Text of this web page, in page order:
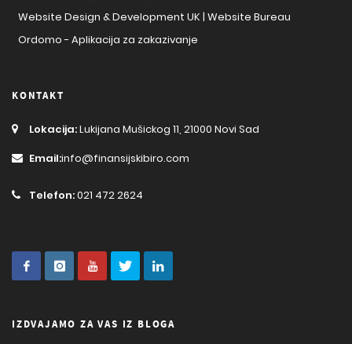
Website Design & Development UK | Website Bureau
Ordomo - Aplikacija za zakazivanje
KONTAKT
Lokacija:Lukijana Mušickog 11, 21000 Novi Sad
Email:info@finansijskibiro.com
Telefon:021 472 2624
IZDVAJAMO ZA VAS IZ BLOGA